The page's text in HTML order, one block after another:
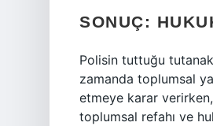
SONUÇ:
Polisin tuttuğu
zamanda toplumsal
etmeye karar
toplumsal refahı ve